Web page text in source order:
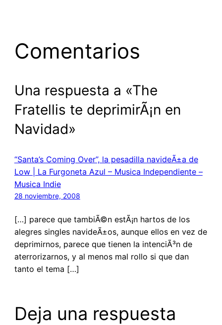
Comentarios
Una respuesta a «The
Fratellis te deprimirÃ¡n en
Navidad»
“Santa’s Coming Over”, la pesadilla navideÃ±a de
Low | La Furgoneta Azul – Musica Independiente –
Musica Indie
28 noviembre, 2008
[…] parece que tambiÃ©n estÃ¡n hartos de los
alegres singles navideÃ±os, aunque ellos en vez de
deprimirnos, parece que tienen la intenciÃ³n de
aterrorizarnos, y al menos mal rollo si que dan
tanto el tema […]
Deja una respuesta